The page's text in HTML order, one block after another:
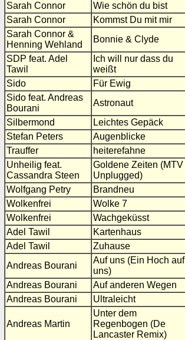
Sarah Connor
Wie schön du bist
Sarah Connor
Kommst Du mit mir
Sarah Connor &
Henning Wehland
Bonnie & Clyde
SDP feat. Adel
Tawil
Ich will nur dass du
weißt
Sido
Für Ewig
Sido feat. Andreas
Bourani
Astronaut
Silbermond
Leichtes Gepäck
Stefan Peters
Augenblicke
Trauffer
heiterefahne
Unheilig feat.
Cassandra Steen
Goldene Zeiten (MTV
Unplugged)
Wolfgang Petry
Brandneu
Wolkenfrei
Wolke 7
Wolkenfrei
Wachgeküsst
Adel Tawil
Kartenhaus
Adel Tawil
Zuhause
Andreas Bourani
Auf uns (Ein Hoch auf
uns)
Andreas Bourani
Auf anderen Wegen
Andreas Bourani
Ultraleicht
Andreas Martin
Unter dem
Regenbogen (De
Lancaster Remix)